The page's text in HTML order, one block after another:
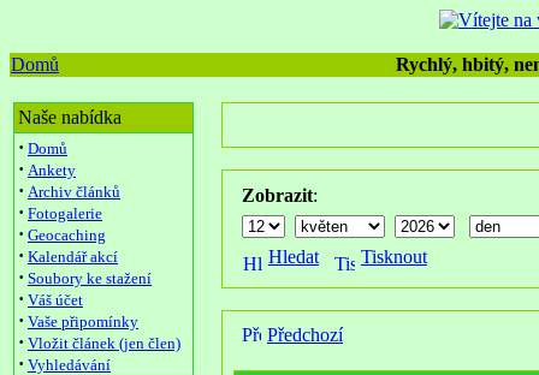
Domů Rychlý, hbitý,
Naše nabídka
· Domů
· Ankety
· Archiv článků
· Fotogalerie
· Geocaching
· Kalendář akcí
· Soubory ke stažení
· Váš účet
· Vaše připomínky
· Vložit článek (jen člen)
· Vyhledávání
Zobrazit:
Hledat Tisknout
Předchozí